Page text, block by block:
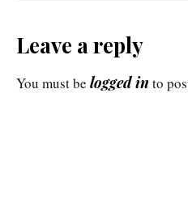
Leave a reply
You must be logged in to